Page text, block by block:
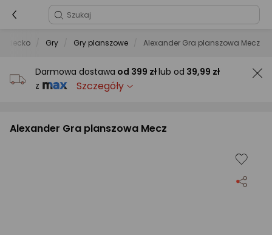
dziecko Gry Gry planszowe Alexander Gra planszowa Mecz
Darmowa dostawa od 399 złlub od 39,99 zł
z
Szczegóły
Alexander Gra planszowa Mecz